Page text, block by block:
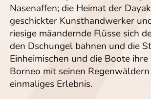
Nasenaffen; die Heimat der
geschickter Kunsthandwerker
riesige mäandernde Flüsse sich
den Dschungel bahnen und die
Einheimischen und die Boote ihre
Borneo mit seinen
einmaliges Erlebnis.